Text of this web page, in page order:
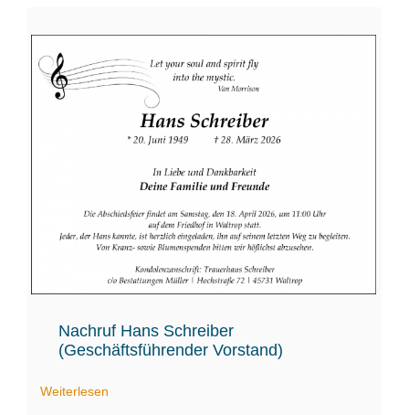
Nachruf Hans Schreiber
(Geschäftsführender Vorstand)
Weiterlesen